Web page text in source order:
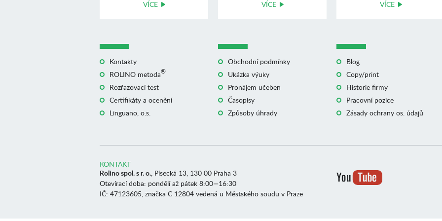
VÍCE VÍCE VÍCE
Kontakty
ROLINO metoda®
Rozřazovací test
Certifikáty a ocenění
Linguano, o.s.
Obchodní podmínky
Ukázka výuky
Pronájem učeben
Časopisy
Způsoby úhrady
Blog
Copy/print
Historie firmy
Pracovní pozice
Zásady ochrany os. údajů
KONTAKT
Rolino spol. s r. o. , Písecká 13, 130 00 Praha 3
Otevírací doba: pondělí až pátek 8:00—16:30
IČ: 47123605, značka C 12804 vedená u Městského soudu v Praze